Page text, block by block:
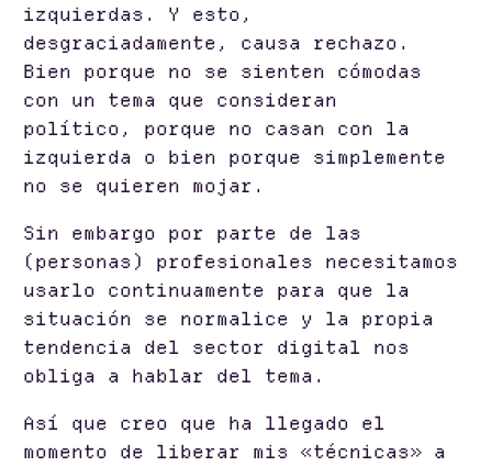
izquierdas. Y esto,
desgraciadamente, causa rechazo.
Bien porque no se sienten cómodas
con un tema que consideran
político, porque no casan con la
izquierda o bien porque simplemente
no se quieren mojar.
Sin embargo por parte de las
(personas) profesionales necesitamos
usarlo continuamente para que la
situación se normalice y la propia
tendencia del sector digital nos
obliga a hablar del tema.
Así que creo que ha llegado el
momento de liberar mis «técnicas» a